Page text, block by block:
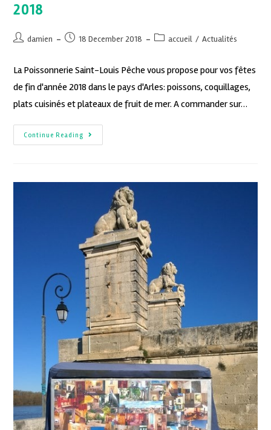
2018
damien 18 December 2018 accueil / Actualités
La Poissonnerie Saint-Louis Pêche vous propose pour vos fêtes
de fin d'année 2018 dans le pays d'Arles: poissons, coquillages,
plats cuisinés et plateaux de fruit de mer. A commander sur…
Continue Reading